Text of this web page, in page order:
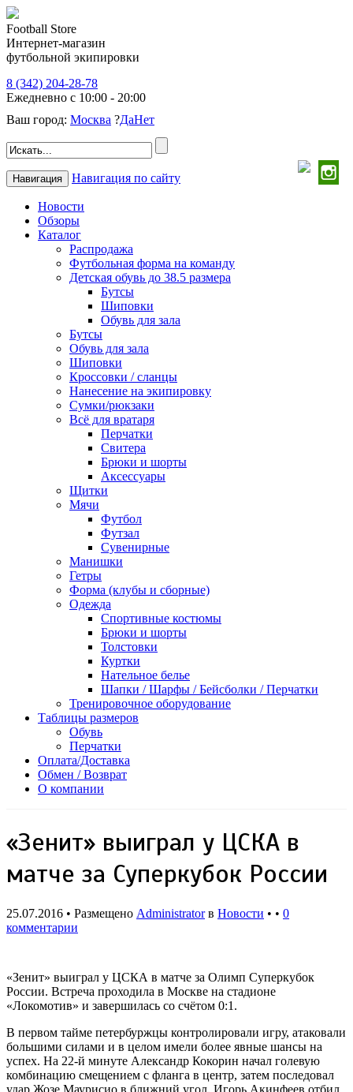
Football Store
Интернет-магазин
футбольной экипировки
8 (342) 204-28-78
Ежедневно с 10:00 - 20:00
Ваш город: Москва ?ДаНет
Навигация Навигация по сайту
Новости
Обзоры
Каталог
Распродажа
Футбольная форма на команду
Детская обувь до 38.5 размера
Бутсы
Шиповки
Обувь для зала
Бутсы
Обувь для зала
Шиповки
Кроссовки / сланцы
Нанесение на экипировку
Сумки/рюкзаки
Всё для вратаря
Перчатки
Cвитера
Брюки и шорты
Аксессуары
Щитки
Мячи
Футбол
Футзал
Сувенирные
Манишки
Гетры
Форма (клубы и сборные)
Одежда
Спортивные костюмы
Брюки и шорты
Толстовки
Куртки
Нательное белье
Шапки / Шарфы / Бейсболки / Перчатки
Тренировочное оборудование
Таблицы размеров
Обувь
Перчатки
Оплата/Доставка
Обмен / Возврат
О компании
«Зенит» выиграл у ЦСКА в
матче за Суперкубок России
25.07.2016 • Размещено Administratorв Новости • • 0
комментарии
«Зенит» выиграл у ЦСКА в матче за Олимп Суперкубок
России. Встреча проходила в Москве на стадионе
«Локомотив» и завершилась со счётом 0:1.
В первом тайме петербуржцы контролировали игру, атаковали
большими силами и в целом имели более явные шансы на
успех. На 22-й минуте Александр Кокорин начал голевую
комбинацию смещением с фланга в центр, затем последовал
удар Жозе Маурисио в ближний угол. Игорь Акинфеев отбил